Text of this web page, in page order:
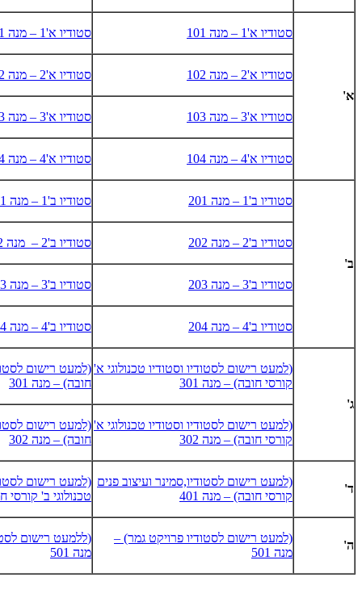
א'
סטודיו א'1 – מנה 101 סטודיו א'1 – מנה 101
סטודיו א'2 – מנה 102 סטודיו א'2 – מנה 102
סטודיו א'3 – מנה 103 סטודיו א'3 – מנה 103
סטודיו א'4 – מנה 104 סטודיו א'4 – מנה 104
ב'
סטודיו ב'1 – מנה 201 סטודיו ב'1 – מנה 201
סטודיו ב'2 – מנה 202 סטודיו ב'2 – מנה 202
סטודיו ב'3 – מנה 203 סטודיו ב'3 – מנה 203
סטודיו ב'4 – מנה 204 סטודיו ב'4 – מנה 204
ג'
(למעט רישום לסטודיו וסטודיו טכנולוגי א'
קורסי חובה) – מנה 301
(למעט רישום
חובה) – מנה 301
(למעט רישום לסטודיו וסטודיו טכנולוגי א'
קורסי חובה) – מנה 302
(למעט רישום
חובה) – מנה 302
ד'
(למעט רישום לסטודיו,סמינר ועיצוב פנים
קורסי חובה) – מנה 401
(למעט רישום
טכנולוגי ב' קורסי
ה'
(למעט רישום לסטודיו פרויקט גמר) –
מנה 501
(ללמעט רישום
מנה 501